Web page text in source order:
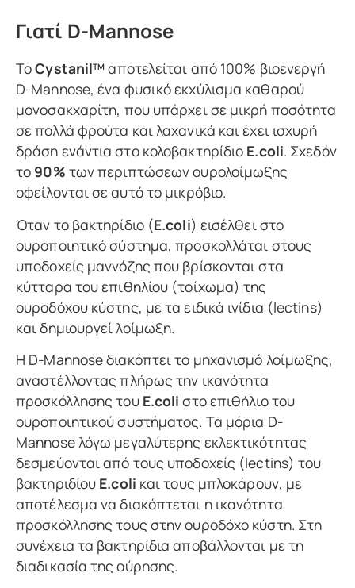
Γιατί D-Mannose
ΤοCystanilTM αποτελείται από 100% βιοενεργή
D-Mannose, ένα φυσικό εκχύλισμα καθαρού
μονοσακχαρίτη, που υπάρχει σε μικρή ποσότητα
σε πολλά φρούτα και λαχανικά και έχει ισχυρή
δράση ενάντια στο κολοβακτηρίδιο E.coli. Σχεδόν
το 90% των περιπτώσεων ουρολοίμωξης
οφείλονται σε αυτό το μικρόβιο.
Όταν το βακτηρίδιο (Ε.coli) εισέλθει στο
ουροποιητικό σύστημα, προσκολλάται στους
υποδοχείς μαννόζης που βρίσκονται στα
κύτταρα του επιθηλίου (τοίχωμα) της
ουροδόχου κύστης, με τα ειδικά ινίδια (lectins)
και δημιουργεί λοίμωξη.
Η D-Mannose διακόπτει το μηχανισμό λοίμωξης,
αναστέλλοντας πλήρως την ικανότητα
προσκόλλησης του E.coli στο επιθήλιο του
ουροποιητικού συστήματος. Τα μόρια D-
Mannose λόγω μεγαλύτερης εκλεκτικότητας
δεσμεύονται από τους υποδοχείς (lectins) του
βακτηριδίου E.coli και τους μπλοκάρουν, με
αποτέλεσμα να διακόπτεται η ικανότητα
προσκόλλησης τους στην ουροδόχο κύστη. Στη
συνέχεια τα βακτηρίδια αποβάλλονται με τη
διαδικασία της ούρησης.